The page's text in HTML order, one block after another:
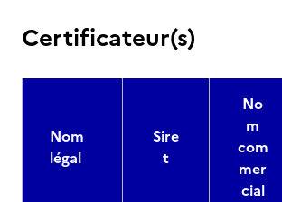
Certificateur(s)
Nom
légal
Sire
t
No
m
com
mer
cial